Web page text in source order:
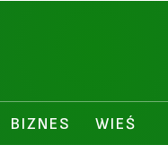
BIZNES WIEŚ